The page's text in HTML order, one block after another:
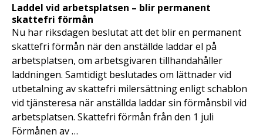
Laddel vid arbetsplatsen – blir permanent
skattefri förmån
Nu har riksdagen beslutat att det blir en permanent
skattefri förmån när den anställde laddar el på
arbetsplatsen, om arbetsgivaren tillhandahåller
laddningen. Samtidigt beslutades om lättnader vid
utbetalning av skattefri milersättning enligt schablon
vid tjänsteresa när anställda laddar sin förmånsbil vid
arbetsplatsen. Skattefri förmån från den 1 juli
Förmånen av …